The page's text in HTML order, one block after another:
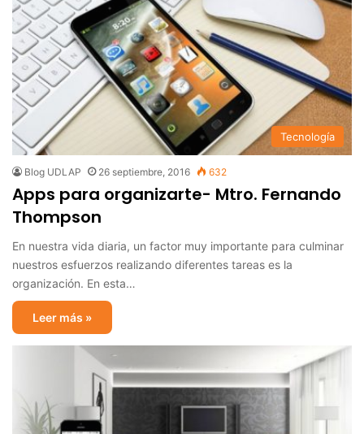
Tecnología
Blog UDLAP 26 septiembre, 2016 632
Apps para organizarte- Mtro. Fernando
Thompson
En nuestra vida diaria, un factor muy importante para culminar
nuestros esfuerzos realizando diferentes tareas es la
organización. En esta…
Leer más »